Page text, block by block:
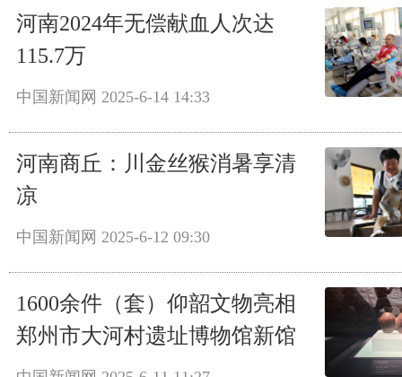
河南2024年无偿献血人次达
115.7万
中国新闻网 2025-6-14 14:33
河南商丘：川金丝猴消暑享清
凉
中国新闻网 2025-6-12 09:30
1600余件（套）仰韶文物亮相
郑州市大河村遗址博物馆新馆